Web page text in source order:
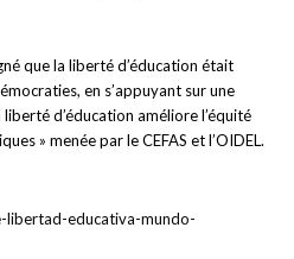
que la liberté d’éducation était
en s’appuyant sur une
d’éducation améliore l’équité
» menée par le CEFAS et l’OIDEL.
libertad-educativa-mundo-